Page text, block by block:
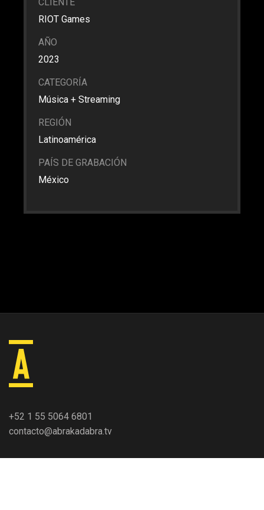
CLIENTE
RIOT Games
AÑO
2023
CATEGORÍA
Música + Streaming
REGIÓN
Latinoamérica
PAÍS DE GRABACIÓN
México
+52 1 55 5064 6801
contacto@abrakadabra.tv